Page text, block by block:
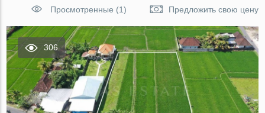
Просмотренные (1)
Предложить свою цену
306